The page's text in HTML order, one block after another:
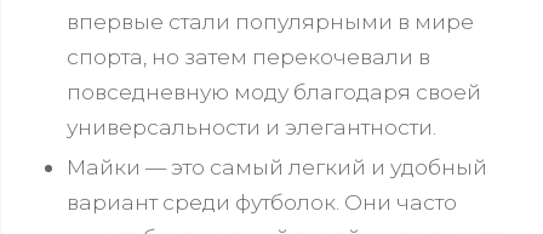
впервые стали популярными в мире
спорта, но затем перекочевали в
повседневную моду благодаря своей
универсальности и элегантности.
Майки — это самый легкий и удобный
вариант среди футболок. Они часто